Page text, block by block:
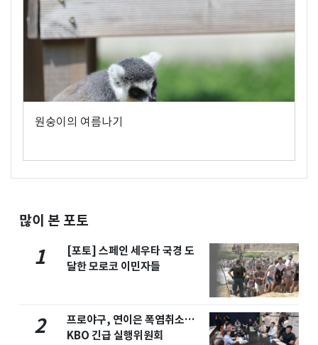
원숭이의 여름나기
많이 본 포토
1
[포토] 스페인 세우타 국경 도
달한 모로코 이민자들
2
프로야구, 연이은 폭염취소…
KBO 긴급 실행위원회